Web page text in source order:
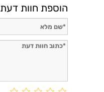
הוספת חוות דעת